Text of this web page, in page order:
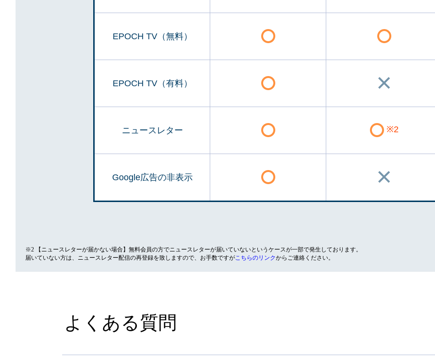
EPOCH TV（無料）
EPOCH TV（有料）
ニュースレター ※2
Google広告の非表示
※2 【ニュースレターが届かない場合】無料会員の方でニュースレターが届いていないというケースが一部で発生しております。
届いていない方は、ニュースレター配信の再登録を致しますので、お手数ですがこちらのリンクからご連絡ください。
よくある質問